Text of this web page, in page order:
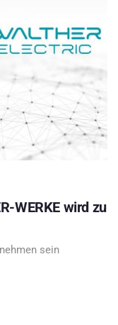
WERKE wird zu
sein